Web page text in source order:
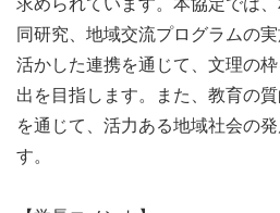
同研究、地域交流プログラムの
活かした連携を通じて、文理の
出を目指します。また、教育の
を通じて、活力ある地域社会の
す。